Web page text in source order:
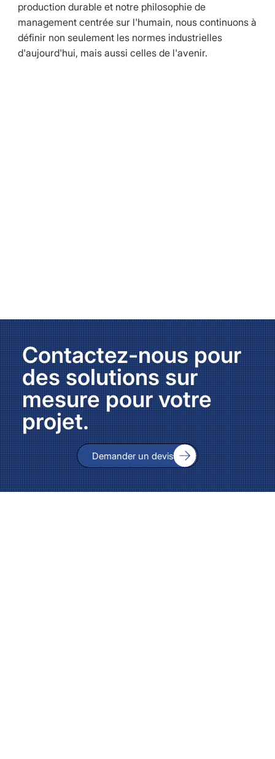
production durable et notre philosophie de
management centrée sur l'humain, nous continuons à
définir non seulement les normes industrielles
d'aujourd'hui, mais aussi celles de l'avenir.
Contactez-nous pour
des solutions sur
mesure pour votre
projet.
Demander un devis